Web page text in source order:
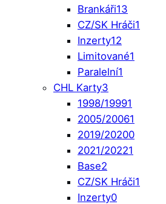
Brankáři13
CZ/SK Hráči1
Inzerty12
Limitované1
Paralelní1
CHL Karty3
1998/19991
2005/20061
2019/20200
2021/20221
Base2
CZ/SK Hráči1
Inzerty0